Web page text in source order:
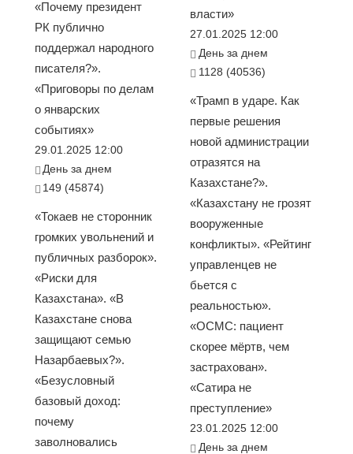
«Почему президент
РК публично
поддержал народного
писателя?».
«Приговоры по делам
о январских
событиях»
29.01.2025 12:00
День за днем
149 (45874)
«Токаев не сторонник
громких увольнений и
публичных разборок».
«Риски для
Казахстана». «В
Казахстане снова
защищают семью
Назарбаевых?».
«Безусловный
базовый доход:
почему
заволновались
власти»
27.01.2025 12:00
День за днем
1128 (40536)
«Трамп в ударе. Как
первые решения
новой администрации
отразятся на
Казахстане?».
«Казахстану не грозят
вооруженные
конфликты». «Рейтинг
управленцев не
бьется с
реальностью».
«ОСМС: пациент
скорее мёртв, чем
застрахован».
«Сатира не
преступление»
23.01.2025 12:00
День за днем